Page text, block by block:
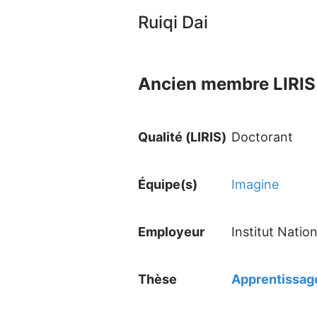
Ruiqi Dai
Ancien membre
Qualité (LIRIS) Doctorant
Équipe(s) Imagine
Employeur Institut
Thèse